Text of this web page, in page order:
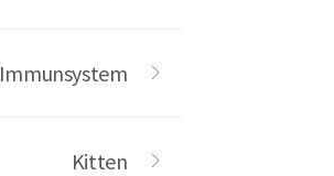
Immunsystem
Kitten